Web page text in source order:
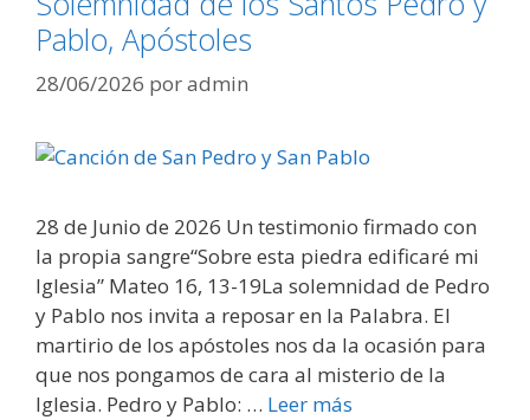
Pablo, Apóstoles
28/06/2026 poradmin
28 de Junio de 2026 Un testimonio firmado con
la propia sangre“Sobre esta piedra edificaré mi
Iglesia” Mateo 16, 13-19La solemnidad de Pedro
y Pablo nos invita a reposar en la Palabra. El
martirio de los apóstoles nos da la ocasión para
que nos pongamos de cara al misterio de la
Iglesia. Pedro y Pablo: … Leer más